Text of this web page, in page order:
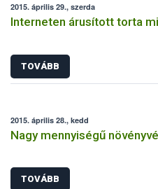
2015. április 29., szerda
Interneten árusított torta
TOVÁBB
2015. április 28., kedd
Nagy mennyiségű
TOVÁBB